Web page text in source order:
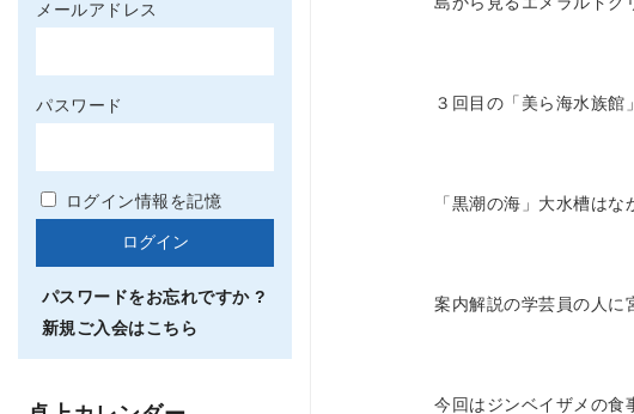
３回目の「美ら海水族
「黒潮の海」大水槽はな
案内解説の学芸員の人に
今回はジンベイザメの食
メールアドレス
パスワード
ログイン情報を記憶
パスワードをお忘れですか ?
新規ご入会はこちら